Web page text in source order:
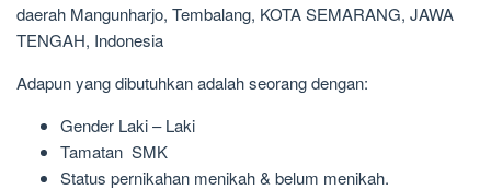
daerah Mangunharjo, Tembalang, KOTA SEMARANG, JAWA
TENGAH, Indonesia
Adapun yang dibutuhkan adalah seorang dengan:
Gender Laki – Laki
Tamatan SMK
Status pernikahan menikah & belum menikah.